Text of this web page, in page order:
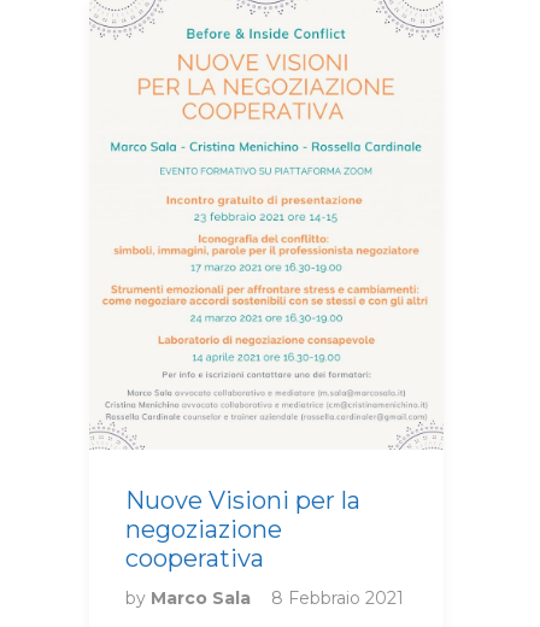
Nuove Visioni per la
negoziazione
cooperativa
by Marco Sala
8 Febbraio 2021